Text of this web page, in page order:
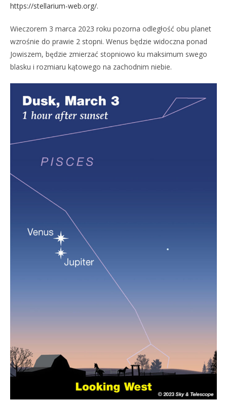
https://stellarium-web.org/.
Wieczorem 3 marca 2023 roku pozorna odległość obu planet
wzrośnie do prawie 2 stopni. Wenus będzie widoczna ponad
Jowiszem, będzie zmierzać stopniowo ku maksimum swego
blasku i rozmiaru kątowego na zachodnim niebie.